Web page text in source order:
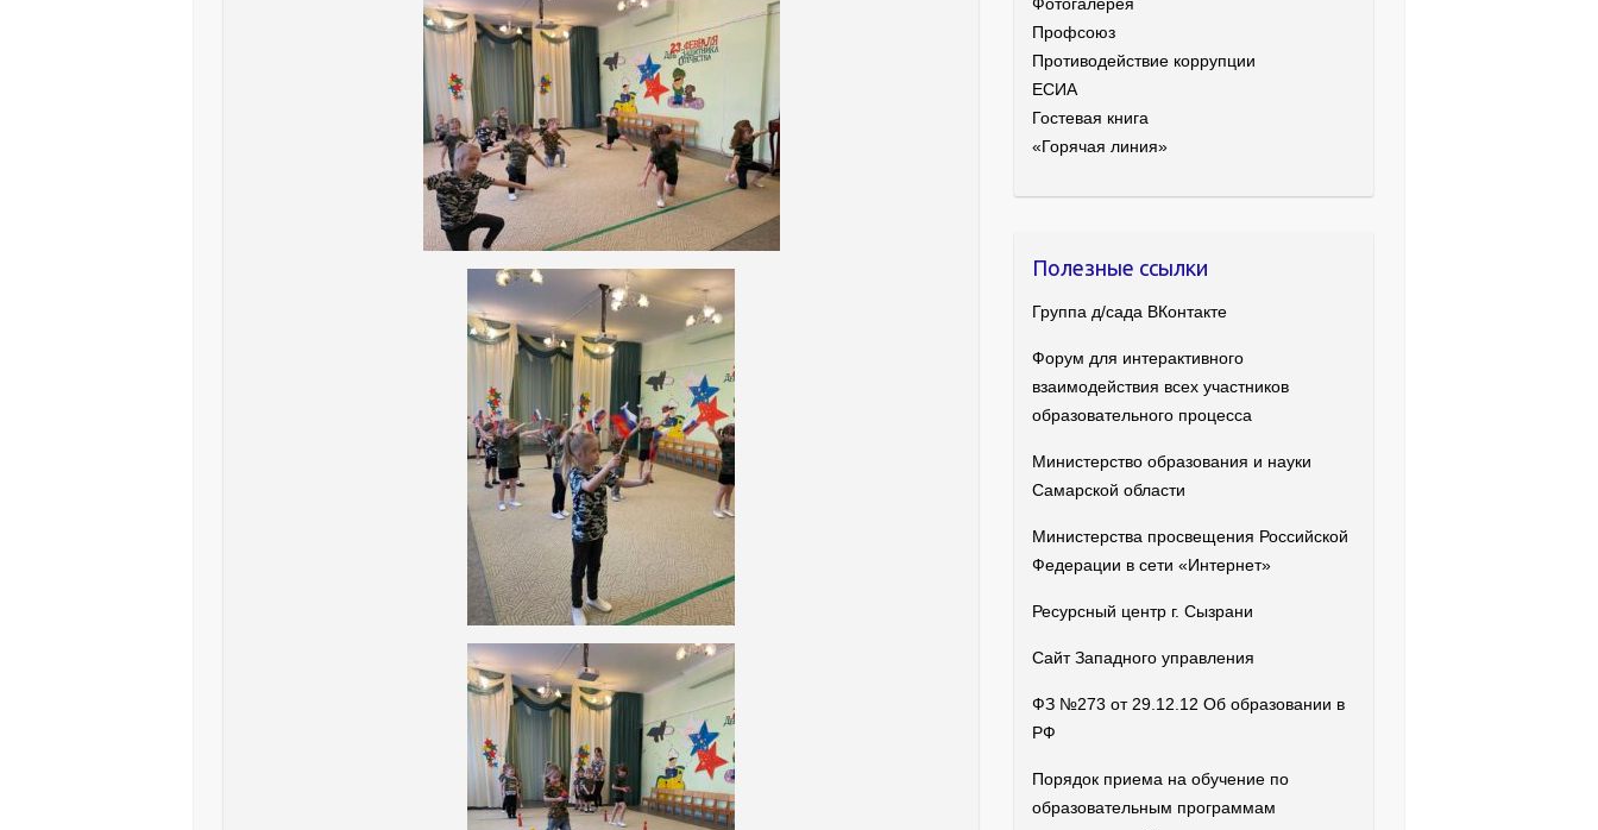
Профсоюз
Противодействие коррупции
ЕСИА
Гостевая книга
«Горячая линия»
Полезные ссылки
Группа д/сада ВКонтакте
Форум для интерактивного
взаимодействия всех участников
образовательного процесса
Министерство образования и науки
Самарской области
Министерства просвещения Российской
Федерации в сети «Интернет»
Ресурсный центр г. Сызрани
Сайт Западного управления
ФЗ №273 от 29.12.12 Об образовании в
РФ
Порядок приема на обучение по
образовательным программам